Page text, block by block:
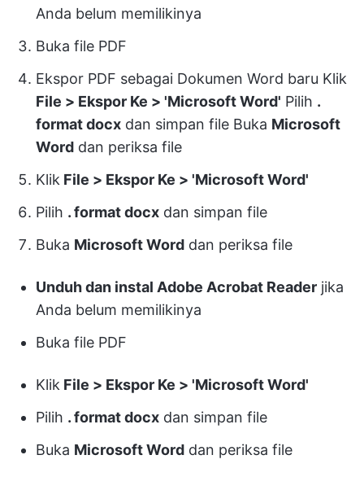
Anda belum memilikinya
Buka file PDF
Ekspor PDF sebagai Dokumen Word baru Klik
File > Ekspor Ke > 'Microsoft Word' Pilih .
format docx dan simpan file Buka Microsoft
Word dan periksa file
Klik File > Ekspor Ke > 'Microsoft Word'
Pilih . format docx dan simpan file
Buka Microsoft Word dan periksa file
Unduh dan instal Adobe Acrobat Reader jika
Anda belum memilikinya
Buka file PDF
Klik File > Ekspor Ke > 'Microsoft Word'
Pilih . format docx dan simpan file
Buka Microsoft Word dan periksa file